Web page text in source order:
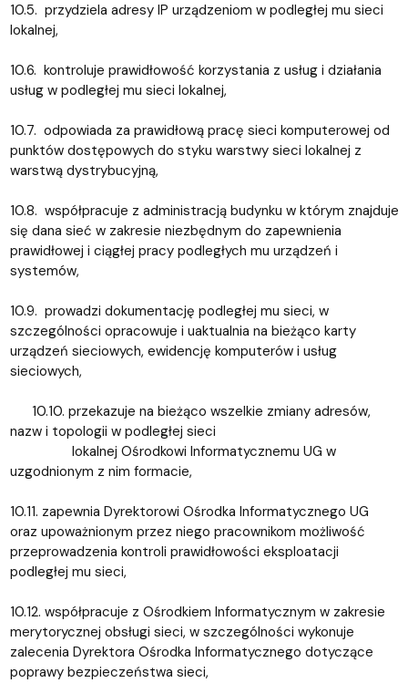
10.5. przydziela adresy IP urządzeniom w podległej mu sieci
lokalnej,
10.6. kontroluje prawidłowość korzystania z usług i działania
usług w podległej mu sieci lokalnej,
10.7. odpowiada za prawidłową pracę sieci komputerowej od
punktów dostępowych do styku warstwy sieci lokalnej z
warstwą dystrybucyjną,
10.8. współpracuje z administracją budynku w którym znajduje
się dana sieć w zakresie niezbędnym do zapewnienia
prawidłowej i ciągłej pracy podległych mu urządzeń i
systemów,
10.9. prowadzi dokumentację podległej mu sieci, w
szczególności opracowuje i uaktualnia na bieżąco karty
urządzeń sieciowych, ewidencję komputerów i usług
sieciowych,
10.10. przekazuje na bieżąco wszelkie zmiany adresów,
nazw i topologii w podległej sieci
lokalnej Ośrodkowi Informatycznemu UG w
uzgodnionym z nim formacie,
10.11. zapewnia Dyrektorowi Ośrodka Informatycznego UG
oraz upoważnionym przez niego pracownikom możliwość
przeprowadzenia kontroli prawidłowości eksploatacji
podległej mu sieci,
10.12. współpracuje z Ośrodkiem Informatycznym w zakresie
merytorycznej obsługi sieci, w szczególności wykonuje
zalecenia Dyrektora Ośrodka Informatycznego dotyczące
poprawy bezpieczeństwa sieci,